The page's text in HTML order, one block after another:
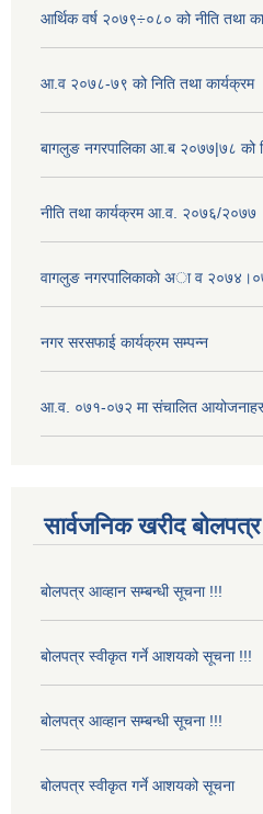
आर्थिक वर्ष २०७९÷०८० को नीति तथा
आ.व २०७८-७९ को निति तथा कार्यक्रम
बागलुङ नगरपालिका आ.ब २०७७|७८ को
नीति तथा कार्यक्रम आ.व. २०७६/२०७७
वागलुङ नगरपालिकाकाे अा‍ व
नगर सरसफाई कार्यक्रम सम्पन्न
आ.व. ०७१-०७२ मा संचालित
सार्वजनिक खरीद
बोलपत्र आव्हान सम्बन्धी सूचना !!!
बोलपत्र स्वीकृत गर्ने आशयको सूचना !!!
बोलपत्र आव्हान सम्बन्धी सूचना !!!
बोलपत्र स्वीकृत गर्ने आशयको सूचना